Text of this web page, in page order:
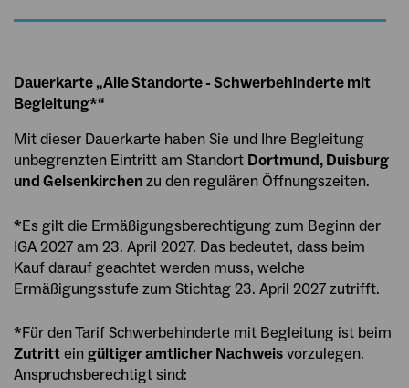
Dauerkarte „Alle Standorte - Schwerbehinderte mit
Begleitung*“
Mit dieser Dauerkarte haben Sie und Ihre Begleitung
unbegrenzten Eintritt am Standort Dortmund, Duisburg
und Gelsenkirchenzu den regulären Öffnungszeiten.
*Es gilt die Ermäßigungsberechtigung zum Beginn der
IGA 2027 am 23. April 2027. Das bedeutet, dass beim
Kauf darauf geachtet werden muss, welche
Ermäßigungsstufe zum Stichtag 23. April 2027 zutrifft.
*Für den Tarif Schwerbehinderte mit Begleitung ist beim
Zutritteingültiger amtlicher Nachweisvorzulegen.
Anspruchsberechtigt sind: